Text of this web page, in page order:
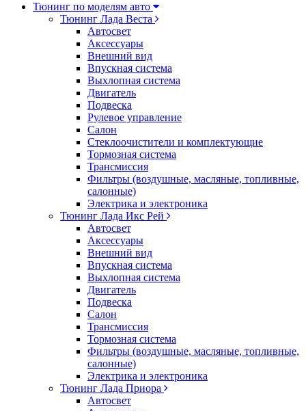
Тюнинг по моделям авто
Тюнинг Лада Веста
Автосвет
Аксессуары
Внешний вид
Впускная система
Выхлопная система
Двигатель
Подвеска
Рулевое управление
Салон
Стеклоочистители и комплектующие
Тормозная система
Трансмиссия
Фильтры (воздушные, масляные, топливные,
салонные)
Электрика и электроника
Тюнинг Лада Икс Рей
Автосвет
Аксессуары
Внешний вид
Впускная система
Выхлопная система
Двигатель
Подвеска
Салон
Трансмиссия
Тормозная система
Фильтры (воздушные, масляные, топливные,
салонные)
Электрика и электроника
Тюнинг Лада Приора
Автосвет